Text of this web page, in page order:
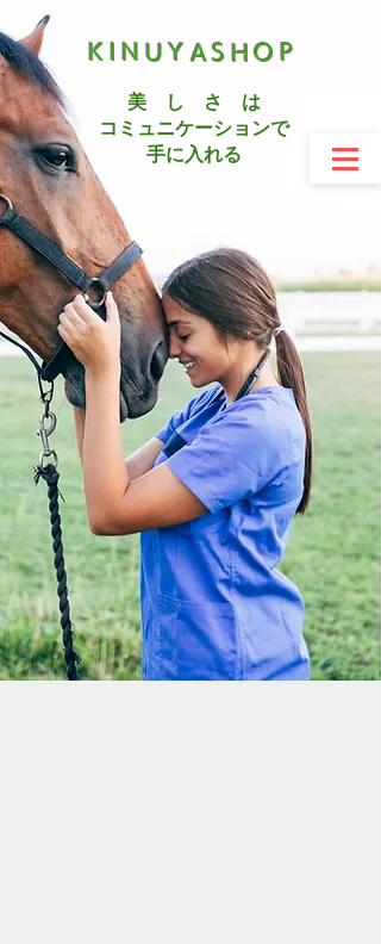
KINUYASHOP
美 し さ は
コミュニケーションで
手に入れる